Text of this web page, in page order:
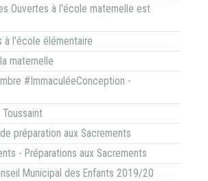
Ouvertes à l'école maternelle est
à l'école élémentaire
maternelle
#ImmaculéeConception -
préparation aux Sacrements
- Préparations aux Sacrements
Municipal des Enfants 2019/20